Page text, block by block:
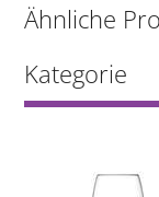
Ähnliche
Kategorie